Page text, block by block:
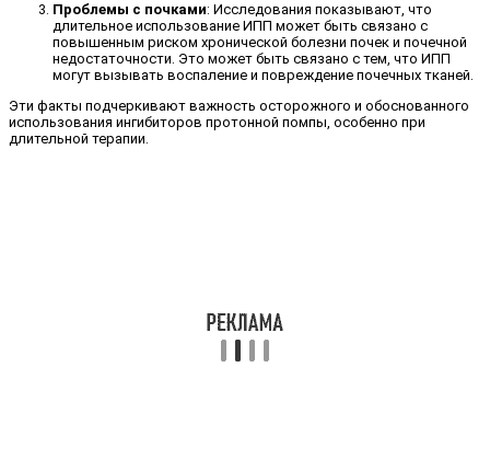
Проблемы с почками: Исследования показывают, что
длительное использование ИПП может быть связано с
повышенным риском хронической болезни почек и почечной
недостаточности. Это может быть связано с тем, что ИПП
могут вызывать воспаление и повреждение почечных тканей.
Эти факты подчеркивают важность осторожного и обоснованного
использования ингибиторов протонной помпы, особенно при
длительной терапии.